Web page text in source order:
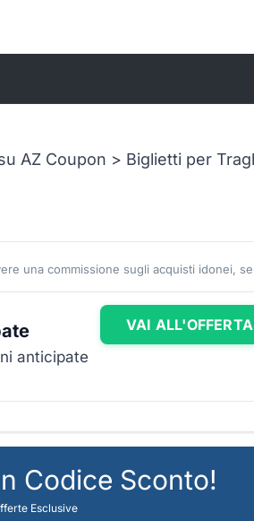
AZ Coupon > Biglietti per
una commissione sugli acquisti idonei,
anticipate
VAI ALL'OFFERTA
Codice Sconto!
Esclusive